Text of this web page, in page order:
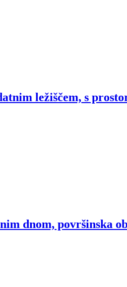
ležiščem, s
dnom, površinska